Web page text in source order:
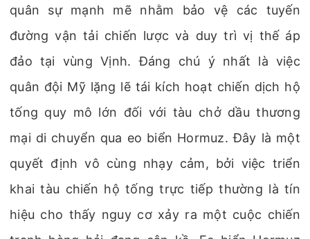
quân sự mạnh mẽ nhằm bảo vệ các tuyến
đường vận tải chiến lược và duy trì vị thế áp
đảo tại vùng Vịnh. Đáng chú ý nhất là việc
quân đội Mỹ lặng lẽ tái kích hoạt chiến dịch hộ
tống quy mô lớn đối với tàu chở dầu thương
mại di chuyển qua eo biển Hormuz. Đây là một
quyết định vô cùng nhạy cảm, bởi việc triển
khai tàu chiến hộ tống trực tiếp thường là tín
hiệu cho thấy nguy cơ xảy ra một cuộc chiến